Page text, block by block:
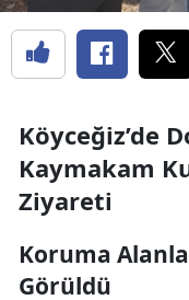
Köyceğiz’de
Kaymakam
Ziyareti
Koruma
Görüldü